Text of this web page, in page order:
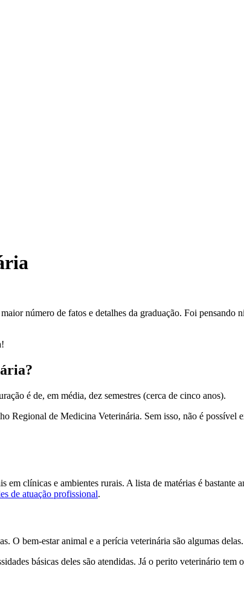
número de fatos e detalhes da graduação. Foi pensando
é de, em média, dez semestres (cerca de cinco anos).
Regional de Medicina Veterinária. Sem isso, não é possível
clínicas e ambientes rurais. A lista de matérias é bastante
de atuação profissional.
O bem-estar animal e a perícia veterinária são algumas delas.
básicas deles são atendidas. Já o perito veterinário tem